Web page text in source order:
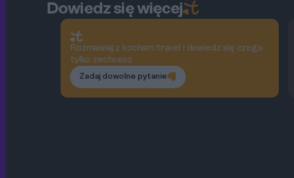
Dowiedz się więcej
Rozmawiaj z kocham.travel i dowiedz się czego
tylko zechcesz
Zadaj dowolne pytanie